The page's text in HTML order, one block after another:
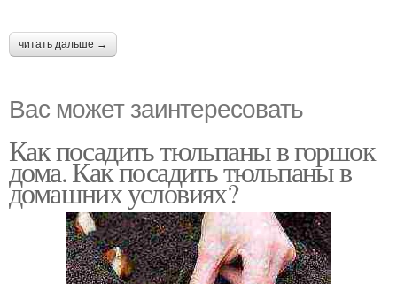
читать дальше →
Вас может заинтересовать
Как посадить тюльпаны в горшок
дома. Как посадить тюльпаны в
домашних условиях?